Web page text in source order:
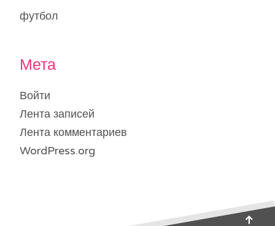
футбол
Мета
Войти
Лента записей
Лента комментариев
WordPress.org